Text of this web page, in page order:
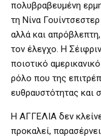
πολυβραβευμένη
τη Νίνα
αλλά και
τον έλεγχο. Η
ποιοτικό
ρόλο που της
ευθραυστότητας και
Η ΑΓΓΕΛΙΑ δεν
προκαλεί,